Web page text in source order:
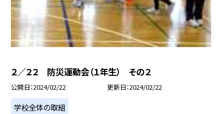
２／２２ 防災運動会（１年生） その２
公開日 2024/02/22 更新日 2024/02/22
学校全体の取組